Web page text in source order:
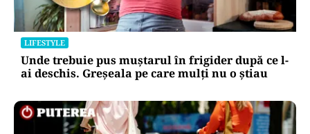
LIFESTYLE
Unde trebuie pus muștarul în frigider după ce l-
ai deschis. Greșeala pe care mulți nu o știau